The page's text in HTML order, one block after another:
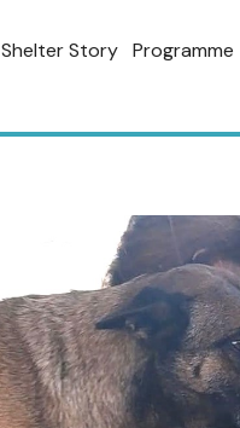
Shelter Story Programme